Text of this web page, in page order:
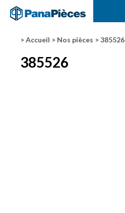
> Accueil > Nos pièces > 385526
385526